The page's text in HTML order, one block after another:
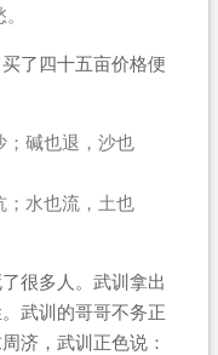
了四十五亩价格便
；碱也退，沙也
；水也流，土也
很多人。武训拿出
武训的哥哥不务正
济，武训正色说：